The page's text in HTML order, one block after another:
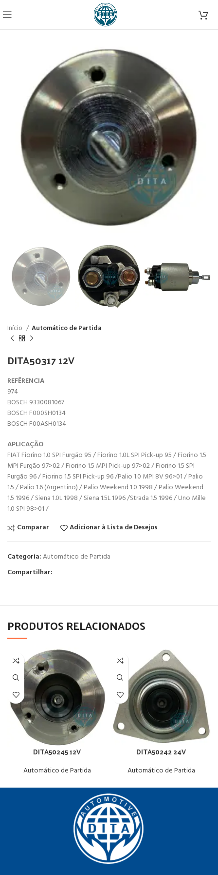
Início Automático de Partida
DITA50317 12V
REFÊRENCIA
974
BOSCH 9330081067
BOSCH F000SH0134
BOSCH F00ASH0134
APLICAÇÃO
FIAT Fiorino 1.0 SPI Furgão 95 / Fiorino 1.0L SPI Pick-up 95 / Fiorino 1.5
MPI Furgão 97>02 / Fiorino 1.5 MPI Pick-up 97>02 / Fiorino 1.5 SPI
Furgão 96 / Fiorino 1.5 SPI Pick-up 96 /Palio 1.0 MPI 8V 96>01 / Palio
1.5 / Palio 1.6 (Argentino) / Palio Weekend 1.0 1998 / Palio Weekend
1.5 1996 / Siena 1.0L 1998 / Siena 1.5L 1996 /Strada 1.5 1996 / Uno Mille
1.0 SPI 98>01 /
Comparar
Adicionar à Lista de Desejos
Categoria:Automático de Partida
Compartilhar:
PRODUTOS RELACIONADOS
DITA50245 12V
Automático de Partida
DITA50242 24V
Automático de Partida